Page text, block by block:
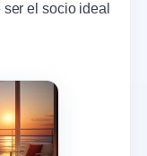
el socio ideal